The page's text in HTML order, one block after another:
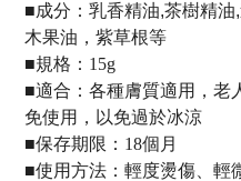
■成分： 乳香精油,茶樹精
木果油，紫草根等
■規格：15g
■適合： 各種膚質適用，老
免使用，以免過於冰涼
■保存期限：18個月
■使用方法： 輕度燙傷、輕